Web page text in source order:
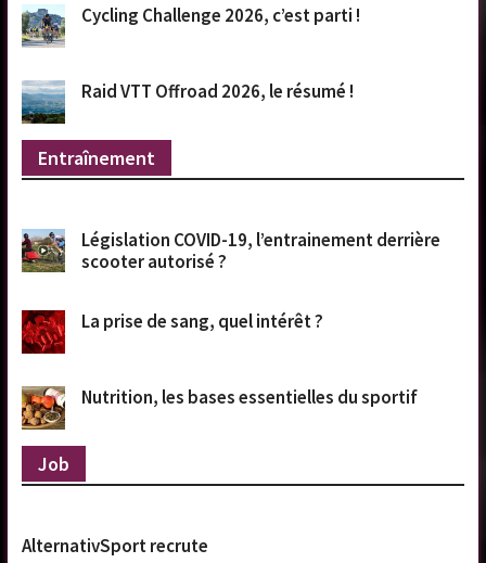
Cycling Challenge 2026, c’est parti !
Raid VTT Offroad 2026, le résumé !
Entraînement
Législation COVID-19, l’entrainement derrière
scooter autorisé ?
La prise de sang, quel intérêt ?
Nutrition, les bases essentielles du sportif
Job
AlternativSport recrute